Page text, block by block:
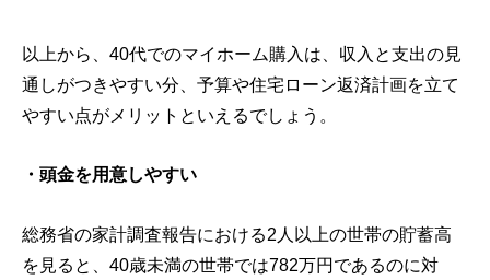
以上から、40代でのマイホーム購入は、収入と支出の見
通しがつきやすい分、予算や住宅ローン返済計画を立て
やすい点がメリットといえるでしょう。
・頭金を用意しやすい
総務省の家計調査報告における2人以上の世帯の貯蓄高
を見ると、40歳未満の世帯では782万円であるのに対